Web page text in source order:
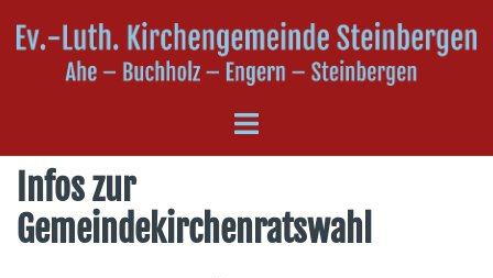
Inhalt
Menü
Infos zur
Gemeindekirchenratswahl